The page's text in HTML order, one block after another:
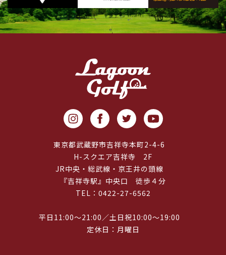
東京都武蔵野市吉祥寺本町2-4-6
H-スクエア吉祥寺 2F
JR中央・総武線・京王井の頭線
『吉祥寺駅』中央口 徒歩４分
TEL：0422-27-6562
平日11:00～21:00／土日祝10:00～19:00
定休日：月曜日